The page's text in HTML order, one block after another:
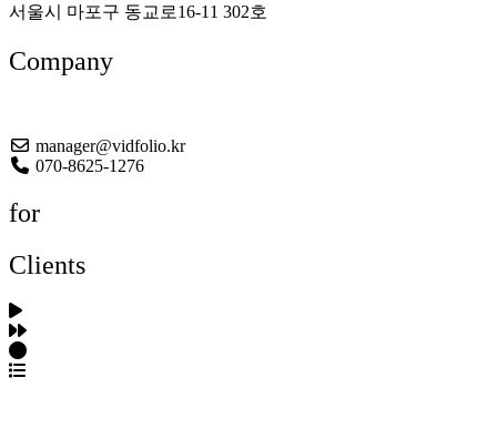
서울시 마포구 동교로16-11 302호
Company
manager@vidfolio.kr
070-8625-1276
for
Clients